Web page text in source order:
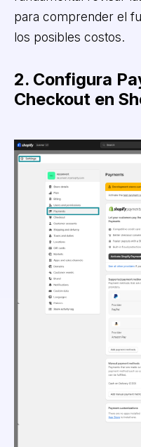
para comprender el
los posibles costos.
2. Configura
Checkout en